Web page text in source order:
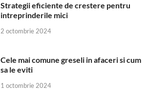
Strategii eficiente de crestere pentru
intreprinderile mici
2 octombrie 2024
Cele mai comune greseli in afaceri si cum
sa le eviti
1 octombrie 2024